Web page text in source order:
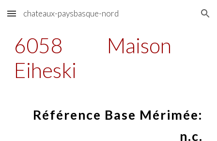
Skip to main content Skip to navigation
chateaux-paysbasque-nord
6058
Maison
Eiheski
Référence Base Mérimée:
n.c.